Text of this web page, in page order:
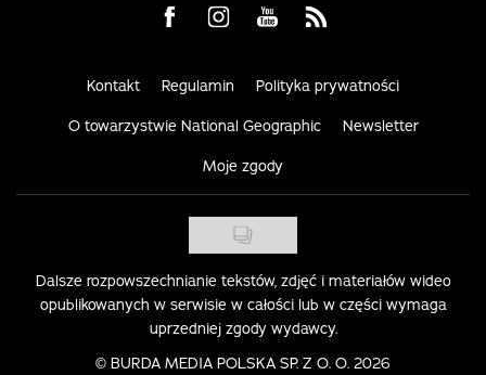
Visit us on Facebook
Visit us on Instagram
Visit us on Youtube
Visit us on Rss
Kontakt Regulamin Polityka prywatności
O towarzystwie National Geographic Newsletter
Moje zgody
Dalsze rozpowszechnianie tekstów, zdjęć i materiałów wideo
opublikowanych w serwisie w całości lub w części wymaga
uprzedniej zgody wydawcy.
© BURDA MEDIA POLSKA SP. Z O. O. 2026